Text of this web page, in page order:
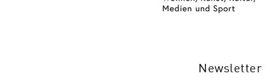
Newsletter